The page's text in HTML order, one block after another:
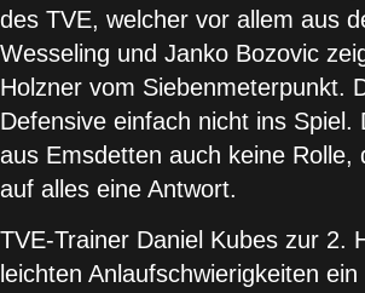
des TVE, welcher vor allem aus
Wesseling und Janko Bozovic
Holzner vom Siebenmeterpunkt.
Defensive einfach nicht ins
aus Emsdetten auch keine
auf alles eine Antwort.
TVE-Trainer Daniel Kubes zur 2.
leichten Anlaufschwierigkeiten